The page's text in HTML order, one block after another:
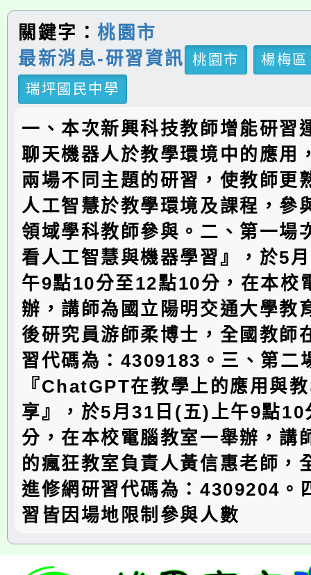
關鍵字：桃園市
最新消息-研習資訊
桃園市
楊梅區
瑞坪國民中學
一、本次新興科技教師增能研習
聊天機器人於教學環境中的應用
兩場不同主題的研習，使教師更
人工智慧於教學環境及課程，參
領域學科教師參與。二、第一場
看人工智慧與機器學習』，於5
午9點10分至12點10分，在本校
辦，講師為國立陽明交通大學教
後研究員游師柔博士，全國教師
習代碼為：4309183。三、第二
『ChatGPT在教學上的應用與
享』，於5月31日(五)上午9點10
分，在本校電腦教室一舉辦，講
的瘋狂教室負責人黃信惠老師，
進修網研習代碼為：4309204。
習皆因場地限制參與人數